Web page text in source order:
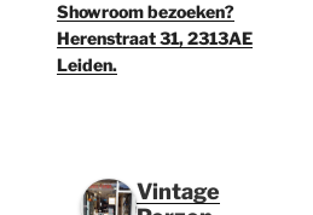
Showroom bezoeken?
Herenstraat 31, 2313AE
Leiden.
Vintage